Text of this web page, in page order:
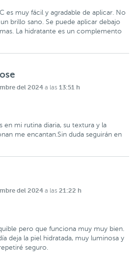
es muy fácil y agradable de aplicar. No
brillo sano. Se puede aplicar debajo
La hidratante es un complemento
del 2024 a las 13:51 h
en mi rutina diaria, su textura y la
me encantan.Sin duda seguirán en
del 2024 a las 21:22 h
pero que funciona muy muy bien.
deja la piel hidratada, muy luminosa y
seguro.